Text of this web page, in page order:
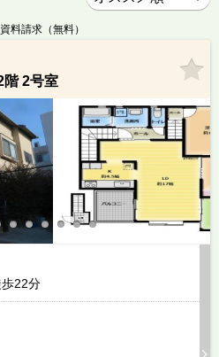
料請求（無料）
階 2号室
22分